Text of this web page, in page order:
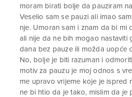
moram birati bolje da pauziram
Veselio sam se pauzi ali imao
nje. Umoran sam i znam da bi mi
ali nije da ne bih mogao nastaviti
dana bez pauze ili možda uopće
No, bolje je biti razuman i
motiv za pauzu je moj odnos s
me upravo vrijeme koje je ispred
ne bi htio da je tako, mislim da je